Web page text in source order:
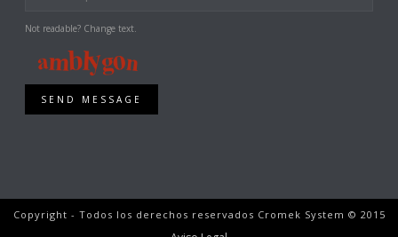
Not readable? Change text.
SEND MESSAGE
Copyright - Todos los derechos reservados Cromek System © 2015